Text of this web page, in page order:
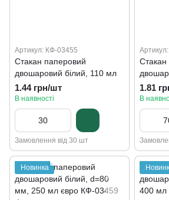
Артикул: КФ-03455
Стакан паперовий
двошаровий білий, 110 мл
1.44 грн/шт
В наявності
Замовлення від 30 шт
Стакан
мм,
1.81
В
Новинка